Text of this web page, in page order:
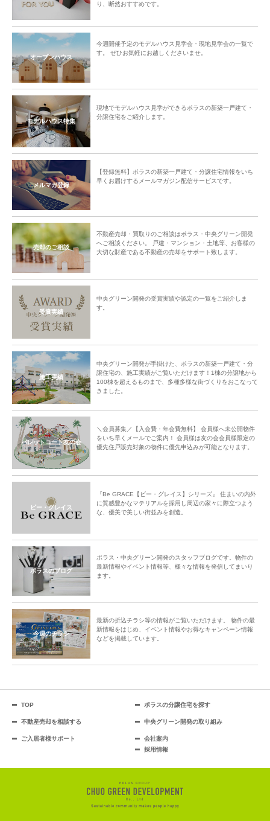
り、断然おすすめです。
オープンハウス
今週開催予定のモデルハウス見学会・現地見学会の一覧で
す。 ぜひお気軽にお越しくださいませ。
モデルハウス特集
現地でモデルハウス見学ができるポラスの新築一戸建て・
分譲住宅をご紹介します。
メルマガ登録
【登録無料】ポラスの新築一戸建て・分譲住宅情報をいち
早くお届けするメールマガジン配信サービスです。
売却のご相談
不動産売却・買取りのご相談はポラス・中央グリーン開発
へご相談ください。 戸建・マンション・土地等、お客様の
大切な財産である不動産の売却をサポート致します。
受賞実績
中央グリーン開発の受賞実績や認定の一覧をご紹介しま
す。
施工実績
中央グリーン開発が手掛けた、ポラスの新築一戸建て・分
譲住宅の、施工実績がご覧いただけます！1棟の分譲地から
100棟を超えるものまで、多種多様な街づくりをおこなって
きました。
パレットコート友の会
＼会員募集／【入会費・年会費無料】 会員様へ未公開物件
をいち早くメールでご案内！ 会員様は友の会会員様限定の
優先住戸販売対象の物件に優先申込みが可能となります。
ビー・グレイス
『Be GRACE【ビー・グレイス】シリーズ』 住まいの内外
に質感豊かなマテリアルを採用し周辺の家々に際立つよう
な、優美で美しい街並みを創造。
ポラスのブログ
ポラス・中央グリーン開発のスタッフブログです。物件の
最新情報やイベント情報等、様々な情報を発信してまいり
ます。
今週のチラシ
最新の折込チラシ等の情報がご覧いただけます。 物件の最
新情報をはじめ、イベント情報やお得なキャンペーン情報
などを掲載しています。
TOP ポラスの分譲住宅を探す
不動産売却を相談する 中央グリーン開発の取り組み
ご入居者様サポート
会社案内
採用情報